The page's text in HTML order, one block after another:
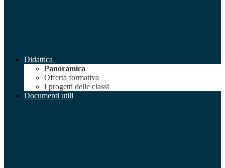
Didattica
Panoramica
Offerta formativa
I progetti delle classi
Documenti utili